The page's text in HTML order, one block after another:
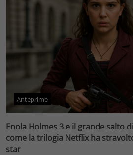
Anteprime
Enola Holmes 3 e il grande salto
come la trilogia Netflix ha
star